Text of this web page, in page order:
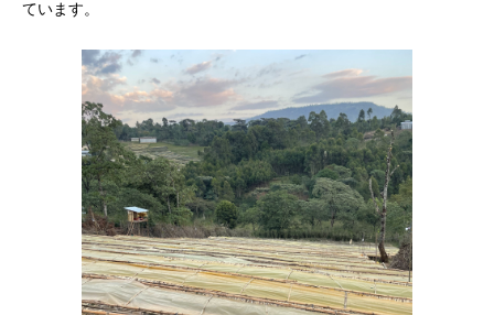
ています。